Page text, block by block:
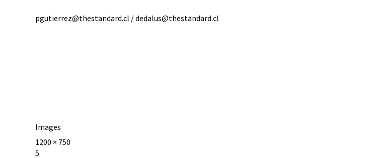
pgutierrez@thestandard.cl / dedalus@thestandard.cl
Images
1200 × 750
5